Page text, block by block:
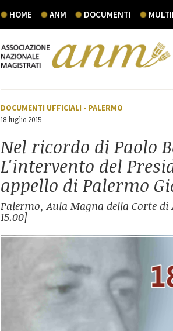
HOME ANM DOCUMENTI
DOCUMENTI UFFICIALI - PALERMO
18 luglio 2015
Nel ricordo di Paolo
L'intervento del
appello di Palermo
Palermo, Aula Magna della Corte di
15.00]